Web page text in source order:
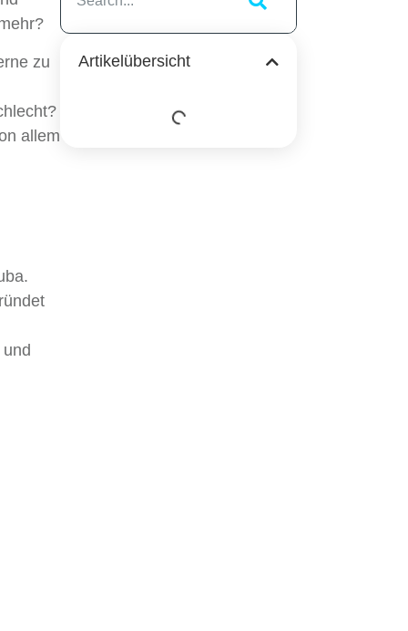
zu
allem
Artikelübersicht